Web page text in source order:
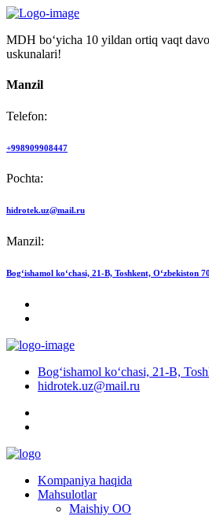
MDH bo‘yicha 10 yildan ortiq vaqt
uskunalari!
Manzil
Telefon:
+998909908447
Pochta:
hidrotek.uz@mail.ru
Manzil:
Bog‘ishamol ko‘chasi, 21-B, Toshkent, O‘zbekiston
Bog‘ishamol ko‘chasi, 21-B,
hidrotek.uz@mail.ru
Kompaniya haqida
Mahsulotlar
Maishiy OO